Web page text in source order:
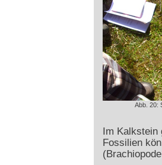
Abb. 20:
Im Kalkstein
Fossilien